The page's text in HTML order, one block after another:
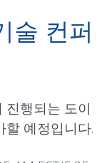
술 컨퍼
진행되는 도이
할 예정입니다.